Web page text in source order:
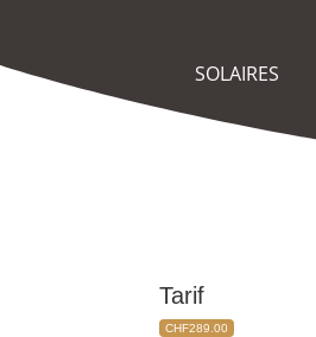
SOLAIRES
Tarif
CHF289.00